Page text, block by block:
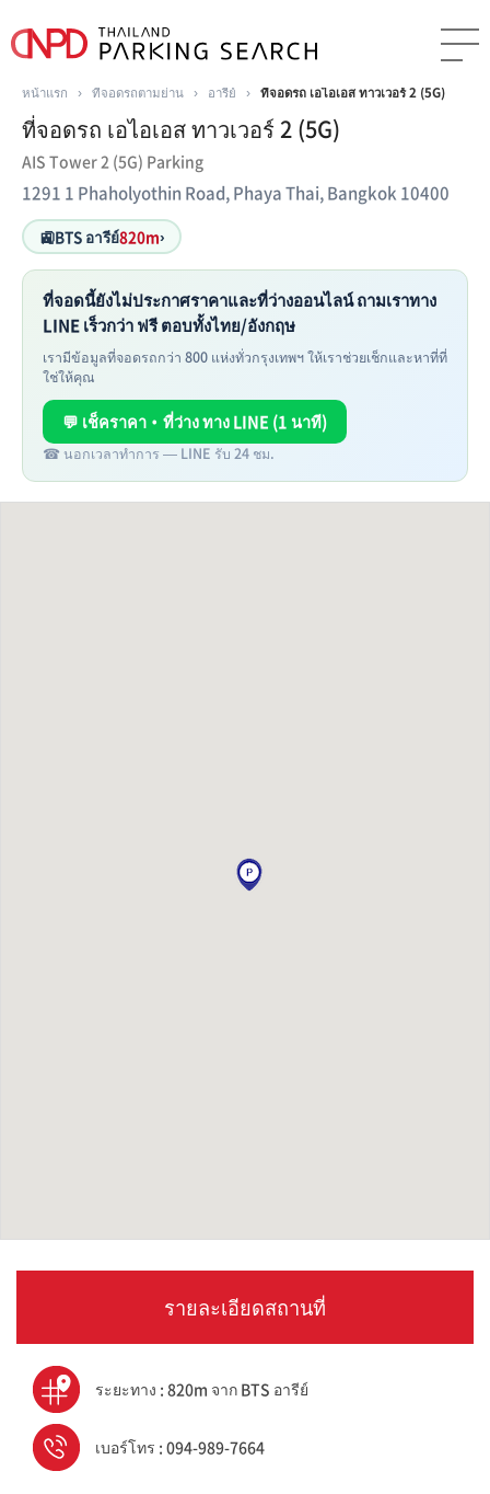
หน้าแรก › ที่จอดรถตามย่าน › อารีย์ › ที่จอดรถ เอไอเอส ทาวเวอร์ 2 (5G)
ที่จอดรถ เอไอเอส ทาวเวอร์ 2 (5G)
AIS Tower 2 (5G) Parking
1291 1 Phaholyothin Road, Phaya Thai, Bangkok 10400
🚉BTS อารีย์820m›
ที่จอดนี้ยังไม่ประกาศราคาและที่ว่างออนไลน์ ถามเราทาง
LINE เร็วกว่า ฟรี ตอบทั้งไทย/อังกฤษ
เรามีข้อมูลที่จอดรถกว่า 800 แห่งทั่วกรุงเทพฯ ให้เราช่วยเช็กและหาที่ที่
ใช่ให้คุณ
💬 เช็คราคา・ที่ว่าง ทาง LINE (1 นาที)
☎ นอกเวลาทำการ — LINE รับ 24 ชม.
รายละเอียดสถานที่
ระยะทาง : 820m จาก BTS อารีย์
เบอร์โทร : 094-989-7664